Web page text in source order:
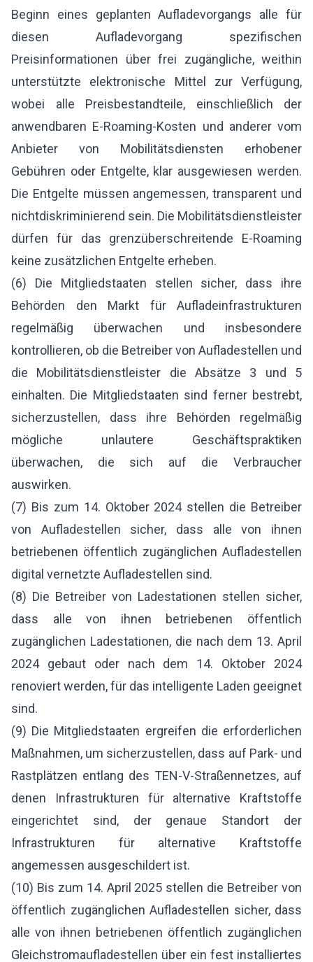
Beginn eines geplanten Aufladevorgangs alle für
diesen Aufladevorgang spezifischen
Preisinformationen über frei zugängliche, weithin
unterstützte elektronische Mittel zur Verfügung,
wobei alle Preisbestandteile, einschließlich der
anwendbaren E-Roaming-Kosten und anderer vom
Anbieter von Mobilitätsdiensten erhobener
Gebühren oder Entgelte, klar ausgewiesen werden.
Die Entgelte müssen angemessen, transparent und
nichtdiskriminierend sein. Die Mobilitätsdienstleister
dürfen für das grenzüberschreitende E-Roaming
keine zusätzlichen Entgelte erheben.
(6) Die Mitgliedstaaten stellen sicher, dass ihre
Behörden den Markt für Aufladeinfrastrukturen
regelmäßig überwachen und insbesondere
kontrollieren, ob die Betreiber von Aufladestellen und
die Mobilitätsdienstleister die Absätze 3 und 5
einhalten. Die Mitgliedstaaten sind ferner bestrebt,
sicherzustellen, dass ihre Behörden regelmäßig
mögliche unlautere Geschäftspraktiken
überwachen, die sich auf die Verbraucher
auswirken.
(7) Bis zum 14. Oktober 2024 stellen die Betreiber
von Aufladestellen sicher, dass alle von ihnen
betriebenen öffentlich zugänglichen Aufladestellen
digital vernetzte Aufladestellen sind.
(8) Die Betreiber von Ladestationen stellen sicher,
dass alle von ihnen betriebenen öffentlich
zugänglichen Ladestationen, die nach dem 13. April
2024 gebaut oder nach dem 14. Oktober 2024
renoviert werden, für das intelligente Laden geeignet
sind.
(9) Die Mitgliedstaaten ergreifen die erforderlichen
Maßnahmen, um sicherzustellen, dass auf Park- und
Rastplätzen entlang des TEN-V-Straßennetzes, auf
denen Infrastrukturen für alternative Kraftstoffe
eingerichtet sind, der genaue Standort der
Infrastrukturen für alternative Kraftstoffe
angemessen ausgeschildert ist.
(10) Bis zum 14. April 2025 stellen die Betreiber von
öffentlich zugänglichen Aufladestellen sicher, dass
alle von ihnen betriebenen öffentlich zugänglichen
Gleichstromaufladestellen über ein fest installiertes